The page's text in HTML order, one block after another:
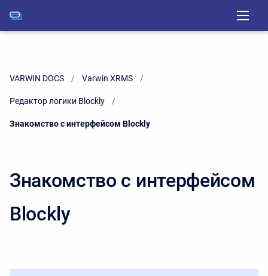
VARWIN DOCS Varwin XRMS
Редактор логики Blockly
Current:
Знакомство с интерфейсом Blockly
Знакомство с интерфейсом
Blockly